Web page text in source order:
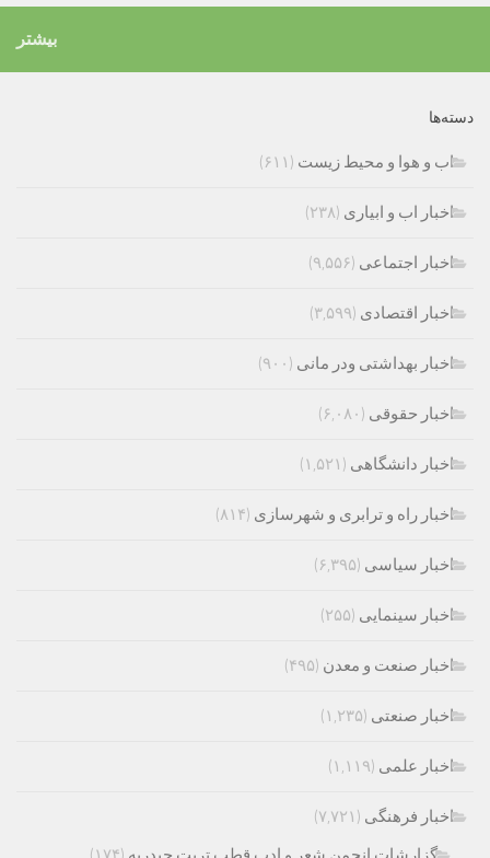
بیشتر
دسته‌ها
اب و هوا و محیط زیست (۶۱۱)
اخبار اب و ابیاری (۲۳۸)
اخبار اجتماعی (۹,۵۵۶)
اخبار اقتصادی (۳,۵۹۹)
اخبار بهداشتی ودر مانی (۹۰۰)
اخبار حقوقی (۶,۰۸۰)
اخبار دانشگاهی (۱,۵۲۱)
اخبار راه و ترابری و شهرسازی (۸۱۴)
اخبار سیاسی (۶,۳۹۵)
اخبار سینمایی (۲۵۵)
اخبار صنعت و معدن (۴۹۵)
اخبار صنعتی (۱,۲۳۵)
اخبار علمی (۱,۱۱۹)
اخبار فرهنگی (۷,۷۲۱)